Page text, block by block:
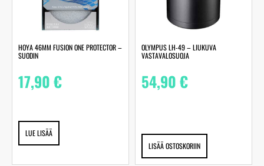
HOYA 46MM FUSION ONE PROTECTOR –
SUODIN
17,90€
LUE LISÄÄ
OLYMPUS LH-49 – LIUKUVA
VASTAVALOSUOJA
54,90€
LISÄÄ OSTOSKORIIN